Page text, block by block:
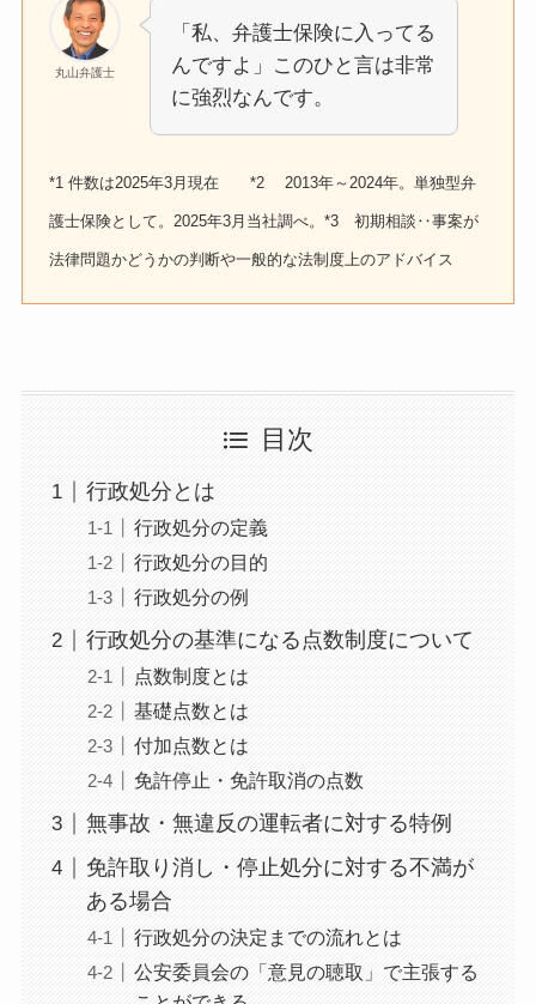
丸山弁護士
「私、弁護士保険に入ってる
んですよ」このひと言は非常
に強烈なんです。
*1 件数は2025年3月現在 *2 2013年～2024年。単独型弁
護士保険として。2025年3月当社調べ。*3 初期相談‥事案が
法律問題かどうかの判断や一般的な法制度上のアドバイス
目次
行政処分とは
行政処分の定義
行政処分の目的
行政処分の例
行政処分の基準になる点数制度について
点数制度とは
基礎点数とは
付加点数とは
免許停止・免許取消の点数
無事故・無違反の運転者に対する特例
免許取り消し・停止処分に対する不満が
ある場合
行政処分の決定までの流れとは
公安委員会の「意見の聴取」で主張する